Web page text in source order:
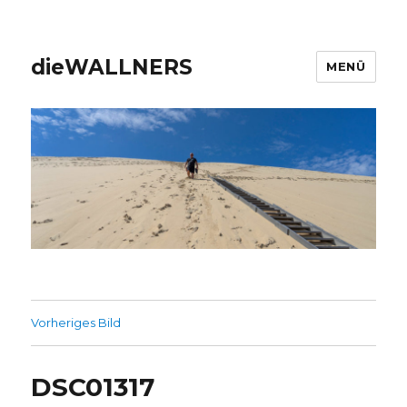
dieWALLNERS MENÜ
Vorheriges Bild
DSC01317